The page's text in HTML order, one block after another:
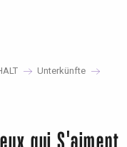
Unterkünfte